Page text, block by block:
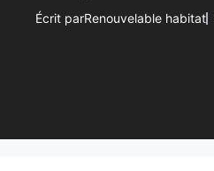
Écrit parRenouvelable habitat